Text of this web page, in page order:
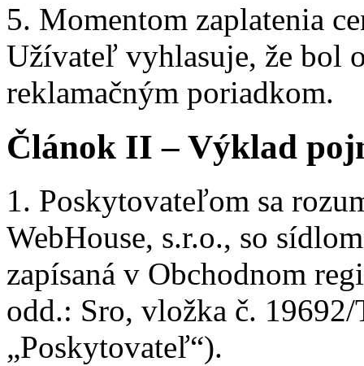
5. Momentom zaplatenia
Užívateľ vyhlasuje, že bol
reklamačným poriadkom.
Článok II – Výklad
1. Poskytovateľom sa
WebHouse, s.r.o., so
zapísaná v Obchodnom
odd.: Sro, vložka č.
„Poskytovateľ“).